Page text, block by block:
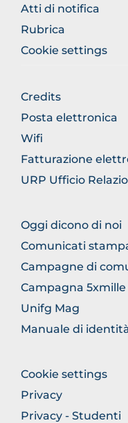
Atti di notifica
Rubrica
Cookie settings
FOOTER
GENERICO
Credits
Posta elettronica
Wifi
Fatturazione
URP Ufficio
FOOTER
Oggi dicono di noi
Comunicati
Campagne di
Campagna 5xmille
Unifg Mag
Manuale di
FOOTER
COLONNA
DESTRA
Cookie settings
Privacy
Privacy - Studenti